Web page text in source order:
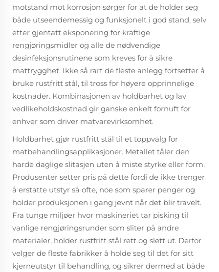
motstand mot korrosjon sørger for at de holder seg
både utseendemessig og funksjonelt i god stand, selv
etter gjentatt eksponering for kraftige
rengjøringsmidler og alle de nødvendige
desinfeksjonsrutinene som kreves for å sikre
mattrygghet. Ikke så rart de fleste anlegg fortsetter å
bruke rustfritt stål, til tross for høyere opprinnelige
kostnader. Kombinasjonen av holdbarhet og lav
vedlikeholdskostnad gir ganske enkelt fornuft for
enhver som driver matvarevirksomhet.
Holdbarhet gjør rustfritt stål til et toppvalg for
matbehandlingsapplikasjoner. Metallet tåler den
harde daglige slitasjen uten å miste styrke eller form.
Produsenter setter pris på dette fordi de ikke trenger
å erstatte utstyr så ofte, noe som sparer penger og
holder produksjonen i gang jevnt når det blir travelt.
Fra tunge miljøer hvor maskineriet tar pisking til
vanlige rengjøringsrunder som sliter på andre
materialer, holder rustfritt stål rett og slett ut. Derfor
velger de fleste fabrikker å holde seg til det for sitt
kjerneutstyr til behandling, og sikrer dermed at både